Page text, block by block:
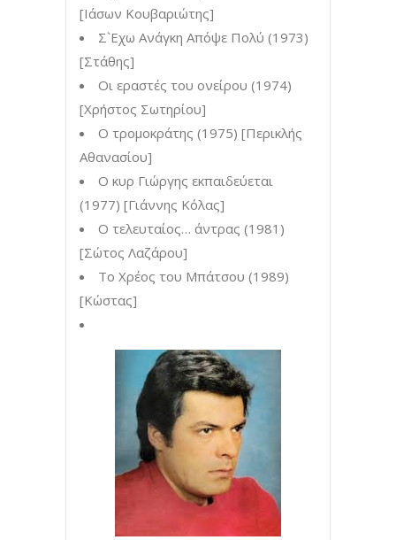
[Ιάσων Κουβαριώτης]
Σ`Εχω Ανάγκη Απόψε Πολύ (1973)
[Στάθης]
Οι εραστές του ονείρου (1974)
[Χρήστος Σωτηρίου]
Ο τρομοκράτης (1975) [Περικλής
Αθανασίου]
Ο κυρ Γιώργης εκπαιδεύεται
(1977) [Γιάννης Κόλας]
Ο τελευταίος… άντρας (1981)
[Σώτος Λαζάρου]
Το Χρέος του Μπάτσου (1989)
[Κώστας]